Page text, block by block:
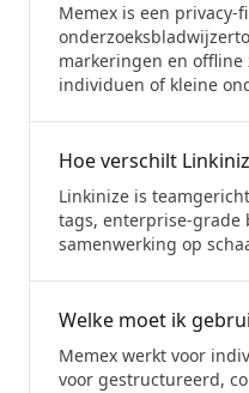
Memex is een privacy-
markeringen en offline
individuen of kleine
Hoe verschilt
Linkinize is
tags, enterprise-grade
samenwerking op
Welke moet ik
Memex werkt voor
voor gestructureerd,